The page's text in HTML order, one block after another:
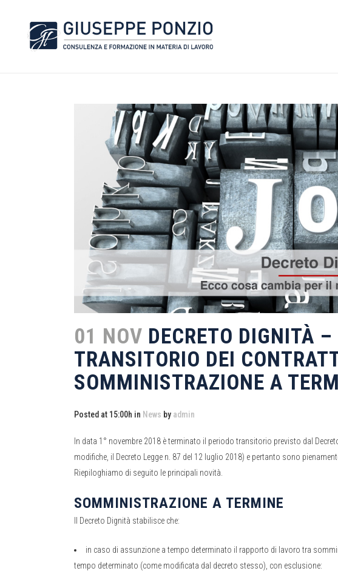
01 NOV DECRETO DIGNITÀ
TRANSITORIO DEI
SOMMINISTRAZIONE A
Posted at 15:00h in News by admin
In data 1° novembre 2018 è terminato il periodo transitorio previsto dal
modifiche, il Decreto Legge n. 87 del 12 luglio 2018) e pertanto sono
Riepiloghiamo di seguito le principali novità.
SOMMINISTRAZIONE A TERMINE
Il Decreto Dignità stabilisce che:
in caso di assunzione a tempo determinato il rapporto di lavoro tra
tempo determinato (come modificata dal decreto stesso), con esclusione: